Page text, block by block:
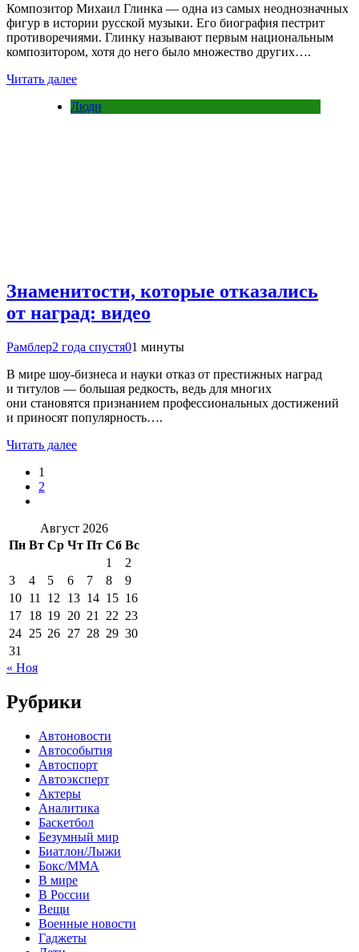
Композитор Михаил Глинка — одна из самых неоднозначных
фигур в истории русской музыки. Его биография пестрит
противоречиями. Глинку называют первым национальным
композитором, хотя до него было множество других….
Читать далее
Люди
Знаменитости, которые отказались
от наград: видео
Рамблер2 года спустя01 минуты
В мире шоу-бизнеса и науки отказ от престижных наград
и титулов — большая редкость, ведь для многих
они становятся признанием профессиональных достижений
и приносят популярность….
Читать далее
1
2
Август 2026
Пн Вт Ср Чт Пт Сб Вс
1
2
3
4 5 6 7 8
9
10 11 12 13 14 15 16
17 18 19 20 21 22 23
24 25 26 27 28 29 30
31
« Ноя
Рубрики
Автоновости
Автособытия
Автоспорт
Автоэксперт
Актеры
Аналитика
Баскетбол
Безумный мир
Биатлон/Лыжи
Бокс/MMA
В мире
В России
Вещи
Военные новости
Гаджеты